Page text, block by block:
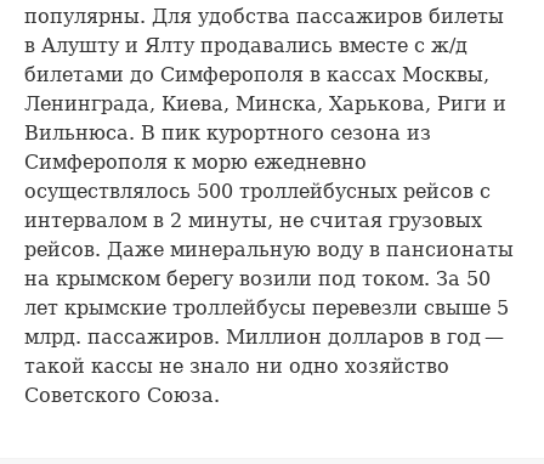
популярны. Для удобства пассажиров билеты
в Алушту и Ялту продавались вместе с ж/д
билетами до Симферополя в кассах Москвы,
Ленинграда, Киева, Минска, Харькова, Риги и
Вильнюса. В пик курортного сезона из
Симферополя к морю ежедневно
осуществлялось 500 троллейбусных рейсов с
интервалом в 2 минуты, не считая грузовых
рейсов. Даже минеральную воду в пансионаты
на крымском берегу возили под током. За 50
лет крымские троллейбусы перевезли свыше 5
млрд. пассажиров. Миллион долларов в год —
такой кассы не знало ни одно хозяйство
Советского Союза.